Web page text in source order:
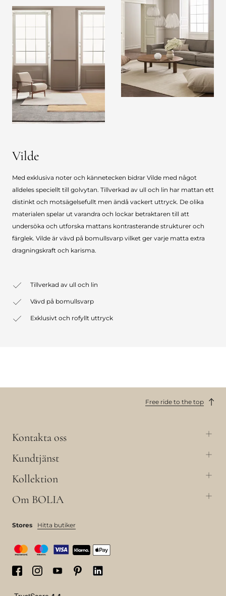
Vilde
Med exklusiva noter och kännetecken bidrar Vilde med något
alldeles speciellt till golvytan. Tillverkad av ull och lin har mattan ett
distinkt och motsägelsefullt men ändå vackert uttryck. De olika
materialen spelar ut varandra och lockar betraktaren till att
undersöka och utforska mattans kontrasterande strukturer och
färglek. Vilde är vävd på bomullsvarp vilket ger varje matta extra
dragningskraft och karisma.
Tillverkad av ull och lin
Vävd på bomullsvarp
Exklusivt och rofyllt uttryck
Free ride to the top
Kontakta oss
Kundtjänst
Kollektion
Om BOLIA
Stores Hitta butiker